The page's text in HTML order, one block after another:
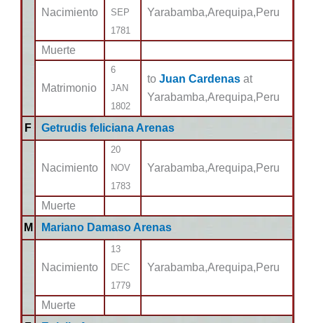
Nacimiento
SEP
1781
Yarabamba,Arequipa,Peru
Muerte
Matrimonio
6
JAN
1802
to Juan Cardenas at
Yarabamba,Arequipa,Peru
F Getrudis feliciana Arenas
Nacimiento
20
NOV
1783
Yarabamba,Arequipa,Peru
Muerte
M
Mariano Damaso Arenas
Nacimiento
13
DEC
1779
Yarabamba,Arequipa,Peru
Muerte